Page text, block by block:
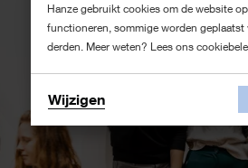
Hanze gebruikt cookies om de website
functioneren, sommige worden geplaatst
derden. Meer weten? Lees ons
Wijzigen